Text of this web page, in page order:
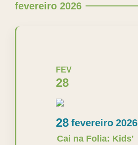
fevereiro 2026
FEV
28
28 fevereiro 2026
Cai na Folia: Kids'